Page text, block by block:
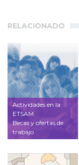
RELACIONADO
Actividades en la
ETSAM
Becas y ofertas de
trabajo